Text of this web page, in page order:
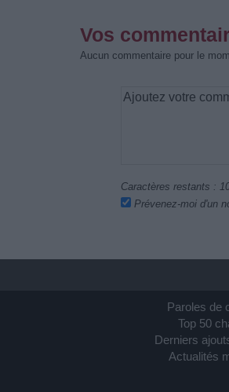
Vos
Aucun commentaire pour le
Caractères restants :
Prévenez-moi d'un
Paroles de
Top 50
Derniers
Actualités